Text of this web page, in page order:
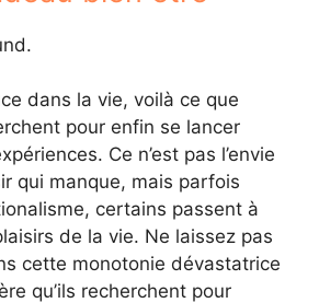
dans la vie, voilà ce que
pour enfin se lancer
Ce n’est pas l’envie
qui manque, mais parfois
certains passent à
de la vie. Ne laissez pas
cette monotonie dévastatrice
qu’ils recherchent pour